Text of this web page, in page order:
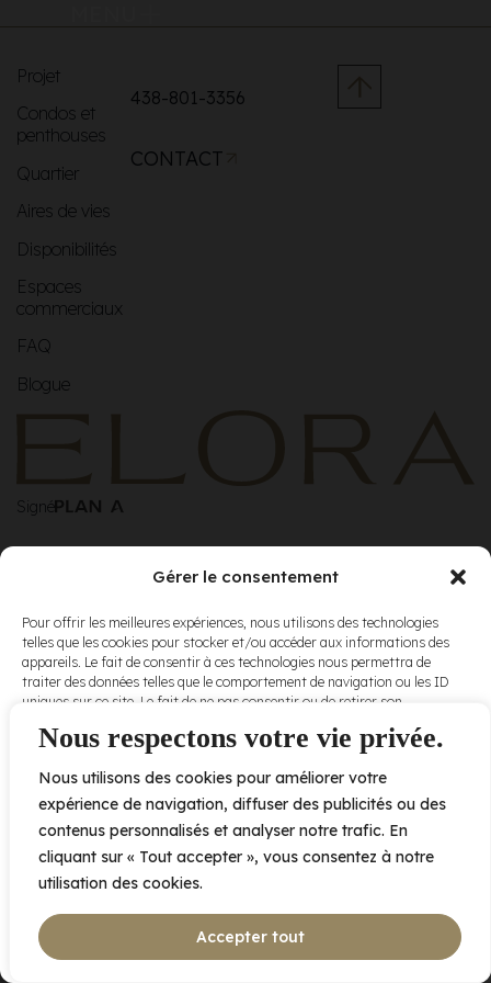
Nous respectons votre vie privée.
Nous utilisons des cookies pour améliorer votre
expérience de navigation, diffuser des publicités ou des
contenus personnalisés et analyser notre trafic. En
cliquant sur « Tout accepter », vous consentez à notre
utilisation des cookies.
Accepter tout
Gérer le consentement
Pour offrir les meilleures expériences, nous utilisons des technologies
telles que les cookies pour stocker et/ou accéder aux informations des
appareils. Le fait de consentir à ces technologies nous permettra de
traiter des données telles que le comportement de navigation ou les ID
uniques sur ce site. Le fait de ne pas consentir ou de retirer son
et fonctions.
Accepter
Refuser
Projet
Condos et
penthouses
Quartier
Aires de vies
Disponibilités
Espaces
commerciaux
FAQ
Blogue
438-801-3356
CONTACT
Signé
© Elora. Tous
droits réservés.
Voir nos
conditions
d’utilisationet
2005 av. de Bois-de-Boulogne, Laval QCH7N 0J7